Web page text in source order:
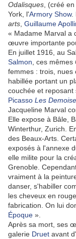
Odalisques , (créé
York, l'Armory Show.
arts Guillaume
« Madame Marval a
œuvre importante
En juillet 1916, au
Salmon , ces mêmes
femmes : trois, nues
habillée portant un
couchée et
Picasso Les
Jacqueline Marval
Elle expose à Bâle,
Winterthur, Zurich.
des Beaux-Arts.
exposés à l'annexe
elle milite pour la
Grenoble.
vraiment à la
danser, s'habiller
les cheveux en
fabrication. On lui
Époque ».
Après sa mort, ses
galerie Druet avant